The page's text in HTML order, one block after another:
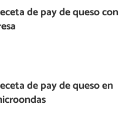
de pay de queso con
de pay de queso en